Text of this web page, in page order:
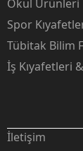
Okul Ürünleri
Spor
Tübitak Bilim
İş Kıyafetleri
İletişim